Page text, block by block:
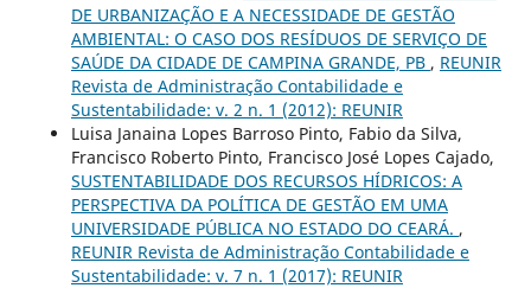
DE URBANIZAÇÃO E A NECESSIDADE DE GESTÃO
AMBIENTAL: O CASO DOS RESÍDUOS DE SERVIÇO DE
SAÚDE DA CIDADE DE CAMPINA GRANDE, PB , REUNIR
Revista de Administração Contabilidade e
Sustentabilidade: v. 2 n. 1 (2012): REUNIR
Luisa Janaina Lopes Barroso Pinto, Fabio da Silva,
Francisco Roberto Pinto, Francisco José Lopes Cajado,
SUSTENTABILIDADE DOS RECURSOS HÍDRICOS: A
PERSPECTIVA DA POLÍTICA DE GESTÃO EM UMA
UNIVERSIDADE PÚBLICA NO ESTADO DO CEARÁ. ,
REUNIR Revista de Administração Contabilidade e
Sustentabilidade: v. 7 n. 1 (2017): REUNIR